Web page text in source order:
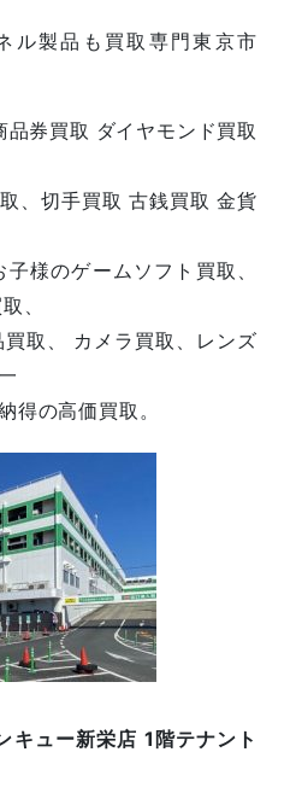
ル製品も買取専門東京市
券買取 ダイヤモンド買取
、切手買取 古銭買取 金貨
様のゲームソフト買取、
、
取、 カメラ買取、レンズ
得の高価買取。
キュー新栄店 1階テナント